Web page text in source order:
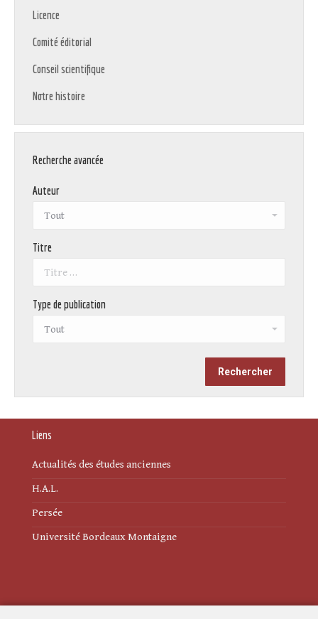
Licence
Comité éditorial
Conseil scientifique
Notre histoire
Recherche avancée
Auteur
Titre
Type de publication
Liens
Actualités des études anciennes
H.A.L.
Persée
Université Bordeaux Montaigne